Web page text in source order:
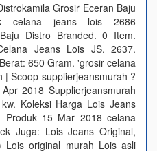
Grosir Eceran Baju
celana jeans lois 2686
Distro Branded. 0 Item.
Jeans Lois JS. 2637.
650 Gram. 'grosir celana
| Scoop supplierjeansmurah ?
2018 Supplierjeansmurah
Koleksi Harga Lois Jeans
Produk 15 Mar 2018 celana
Juga: Lois Jeans Original,
Lois original murah Lois asli